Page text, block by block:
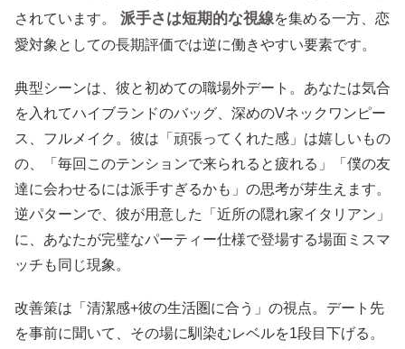
されています。
派手さは短期的な視線を集める一方、恋
愛対象としての長期評価では逆に働きやすい要素です。
典型シーンは、彼と初めての職場外デート。あなたは気合
を入れてハイブランドのバッグ、深めのVネックワンピー
ス、フルメイク。彼は「頑張ってくれた感」は嬉しいもの
の、「毎回このテンションで来られると疲れる」「僕の友
達に会わせるには派手すぎるかも」の思考が芽生えます。
逆パターンで、彼が用意した「近所の隠れ家イタリアン」
に、あなたが完璧なパーティー仕様で登場する場面ミスマ
ッチも同じ現象。
改善策は「清潔感+彼の生活圏に合う」の視点。デート先
を事前に聞いて、その場に馴染むレベルを1段目下げる。